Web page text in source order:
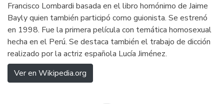
Francisco Lombardi basada en el libro homónimo de Jaime
Bayly quien también participó como guionista. Se estrenó
en 1998. Fue la primera película con temática homosexual
hecha en el Perú. Se destaca también el trabajo de dicción
realizado por la actriz española Lucía Jiménez.
Ver en Wikipedia.org